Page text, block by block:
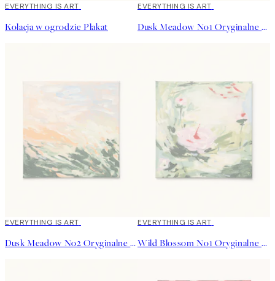
EVERYTHING IS ART
Kolacja w ogrodzie Plakat
EVERYTHING IS ART
Dusk Meadow No1 Oryginalne Dzieło
EVERYTHING IS ART
Dusk Meadow No2 Oryginalne Dzieło
EVERYTHING IS ART
Wild Blossom No1 Oryginalne Dzieło